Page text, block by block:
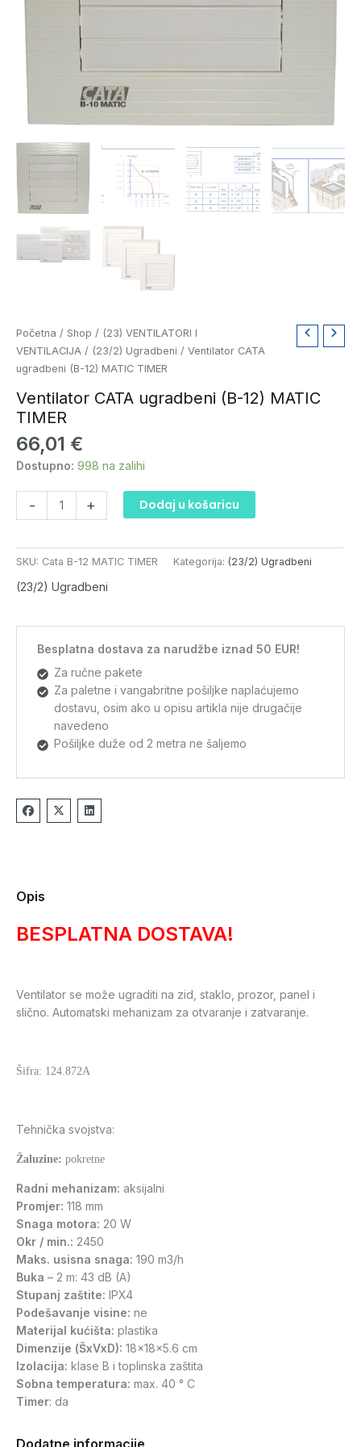
Početna / Shop / (23) VENTILATORI I
VENTILACIJA / (23/2) Ugradbeni / Ventilator CATA
ugradbeni (B-12) MATIC TIMER
Ventilator CATA ugradbeni (B-12) MATIC
TIMER
66,01 €
Dostupno: 998 na zalihi
-
Ventilator
CATA
ugradbeni
12)
MATIC
TIMER
količina
+ Dodaj u košaricu
SKU: Cata B-12 MATIC TIMER Kategorija: (23/2) Ugradbeni
(23/2) Ugradbeni
Besplatna dostava za narudžbe iznad 50 EUR!
Za ručne pakete
Za paletne i vangabritne pošiljke naplaćujemo
dostavu, osim ako u opisu artikla nije drugačije
navedeno
Pošiljke duže od 2 metra ne šaljemo
Opis
BESPLATNA DOSTAVA!
Ventilator se može ugraditi na zid, staklo, prozor, panel i
slično. Automatski mehanizam za otvaranje i zatvaranje.
Šifra: 124.872A
Tehnička svojstva:
Žaluzine: pokretne
Radni mehanizam: aksijalni
Promjer: 118 mm
Snaga motora: 20 W
Okr / min.: 2450
Maks. usisna snaga: 190 m3/h
Buka – 2 m: 43 dB (A)
Stupanj zaštite: IPX4
Podešavanje visine: ne
Materijal kućišta: plastika
Dimenzije (ŠxVxD): 18x18x5.6 cm
Izolacija: klase B i toplinska zaštita
Sobna temperatura: max. 40 ° C
Timer: da